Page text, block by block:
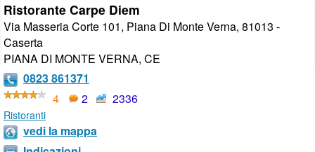
Ristorante Carpe Diem
Via Masseria Corte 101, Piana Di Monte Verna, 81013 -
Caserta
PIANA DI MONTE VERNA, CE
0823 861371
4
2 2336
Ristoranti
vedi la mappa